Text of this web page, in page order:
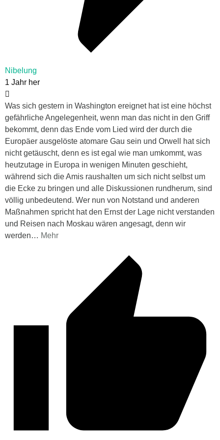
Nibelung
1 Jahr her
Was sich gestern in Washington ereignet hat ist eine höchst
gefährliche Angelegenheit, wenn man das nicht in den Griff
bekommt, denn das Ende vom Lied wird der durch die
Europäer ausgelöste atomare Gau sein und Orwell hat sich
nicht getäuscht, denn es ist egal wie man umkommt, was
heutzutage in Europa in wenigen Minuten geschieht,
während sich die Amis raushalten um sich nicht selbst um
die Ecke zu bringen und alle Diskussionen rundherum, sind
völlig unbedeutend. Wer nun von Notstand und anderen
Maßnahmen spricht hat den Ernst der Lage nicht verstanden
und Reisen nach Moskau wären angesagt, denn wir
werden… Mehr